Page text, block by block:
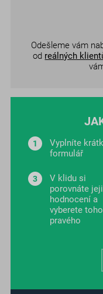
Odešleme vám
od reálných
Vyplníte
formulář
V klidu si
porovnáte
hodnocení a
vyberete toho
pravého